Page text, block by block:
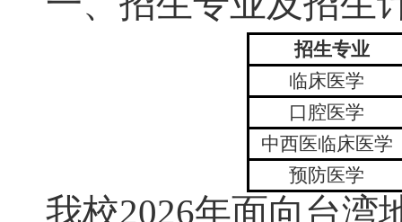
招生专业
临床医学
口腔医学
中西医临床医学
预防医学
我校2026年面向台湾